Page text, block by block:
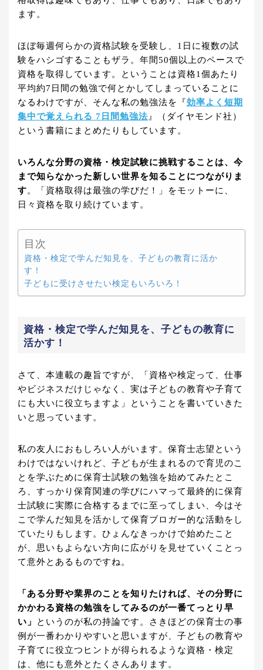
ます。
ほぼ毎週何らかの資格試験を受験し、1日に複数の試
験をハシゴすることもザラ。年間50個以上のペースで
資格を取得しています。ということは資格1個あたり
平均約7日間の勉強で何とかしてしまっていることに
なるわけですが、そんな私の勉強法を『効率よく短期
集中で覚えられる 7日間勉強法』（ダイヤモンド社）
という書籍にまとめたりもしています。
いろんな分野の資格・検定試験に挑戦することは、今
まで知らなかった新しい世界を知ることにつながりま
す。「資格取得は最強の学びだ！」をモットーに、
日々資格を取り続けています。
目次
資格・検定で学んだ知見を、子どもの教育に活か
す！
子どもに受けさせたい検定もいろいろ！
資格・検定で学んだ知見を、子どもの教育に
活かす！
さて、本連載の趣旨ですが、「資格や検定って、仕事
やビジネスだけじゃなく、実は子どもの教育や子育て
にも大いに役立ちますよ」ということを書いていきた
いと思っています。
私の友人におもしろい人がいます。保育士志望という
わけではないけれど、子どもが生まれるので育児のこ
とを学ぶために保育士試験の勉強を始めてみたとこ
ろ、すっかり保育関連の学びにハマって最終的に保育
士試験に実際に合格するまでに至ってしまい、今はそ
こで学んだ知見を活かして保育ブロガー的な活動をし
ていたりもします。ひょんなきっかけで始めたこと
が、思いもよらない方向に広がりを見せていくことっ
て意外とあるものですね。
「ある分野や業界のことを知りたければ、その分野に
かかわる資格の勉強をしてみるのが一番てっとり早
い」
というのが私の持論です。さきほどの保育士の事
例が一番わかりやすいと思いますが、子どもの教育や
子育てに役立つヒントが得られるような資格・検定
は、他にも意外とたくさんあります。